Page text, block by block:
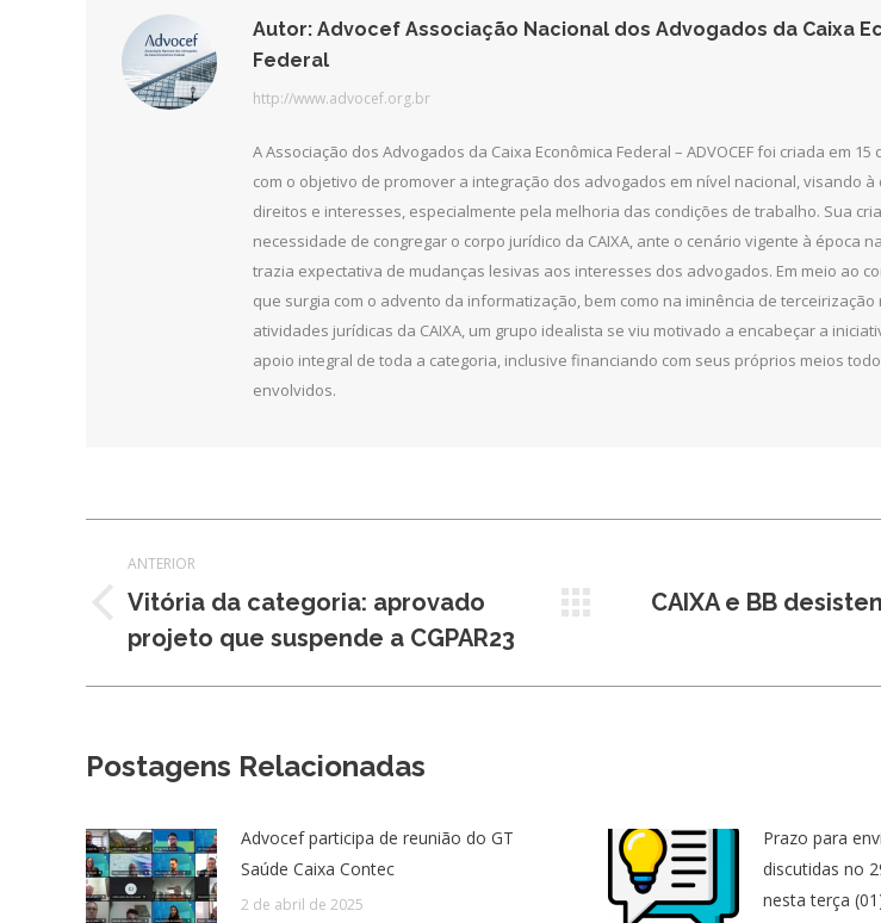
Autor: Advocef Associação Nacional dos Advogados da Caixa
Federal
http://www.advocef.org.br
A Associação dos Advogados da Caixa Econômica Federal – ADVOCEF foi criada em 15
com o objetivo de promover a integração dos advogados em nível nacional, visando
direitos e interesses, especialmente pela melhoria das condições de trabalho. Sua
necessidade de congregar o corpo jurídico da CAIXA, ante o cenário vigente à época
trazia expectativa de mudanças lesivas aos interesses dos advogados. Em meio ao
que surgia com o advento da informatização, bem como na iminência de terceirização
atividades jurídicas da CAIXA, um grupo idealista se viu motivado a encabeçar a
apoio integral de toda a categoria, inclusive financiando com seus próprios meios
envolvidos.
de
post:
ANTERIOR
Post
anterior:
Vitória da categoria: aprovado
projeto que suspende a CGPAR23
Próximo
CAIXA e BB
Postagens Relacionadas
Advocef participa de reunião do GT
Saúde Caixa Contec
2 de abril de 2025
Prazo para
discutidas no
nesta terça